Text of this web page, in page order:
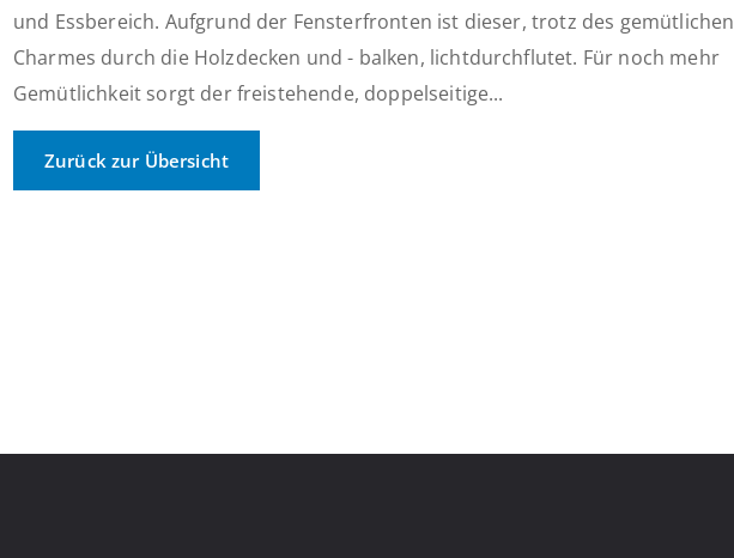
und Essbereich. Aufgrund der Fensterfronten ist dieser, trotz des gemütlichen
Charmes durch die Holzdecken und - balken, lichtdurchflutet. Für noch mehr
Gemütlichkeit sorgt der freistehende, doppelseitige...
Zurück zur Übersicht